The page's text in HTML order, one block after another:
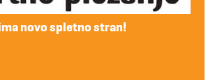
novo spletno stran!